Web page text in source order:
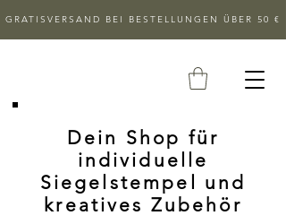
GRATISVERSAND BEI BESTELLUNGEN ÜBER 50 €
Dein Shop für
individuelle
Siegelstempel und
kreatives Zubehör